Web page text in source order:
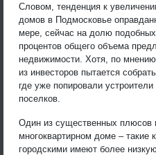
Словом, тенденция к
домов в Подмосковье
мере, сейчас на долю
процентов общего объема
недвижимости. Хотя, по мнению
из инвесторов пытается
где уже попировали
поселков.
Один из существенных плюсов
многоквартирном доме – такие
городскими имеют более